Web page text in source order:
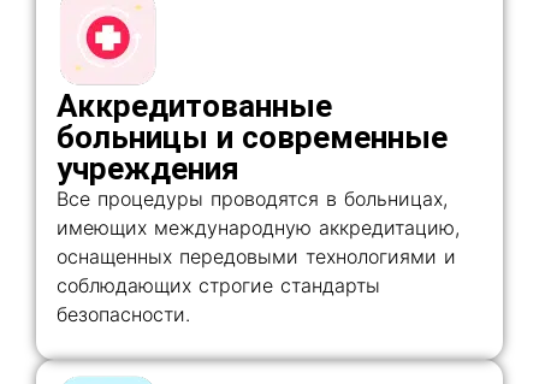
Аккредитованные
больницы и современные
учреждения
Все процедуры проводятся в больницах,
имеющих международную аккредитацию,
оснащенных передовыми технологиями и
соблюдающих строгие стандарты
безопасности.